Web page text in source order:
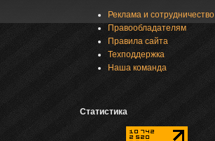
Реклама и сотрудничество
Правообладателям
Правила сайта
Техподдержка
Наша команда
Статистика